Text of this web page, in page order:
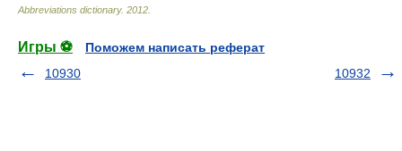
Abbreviations dictionary. 2012
Игры ⚽
Поможем написать реферат
10930
10932